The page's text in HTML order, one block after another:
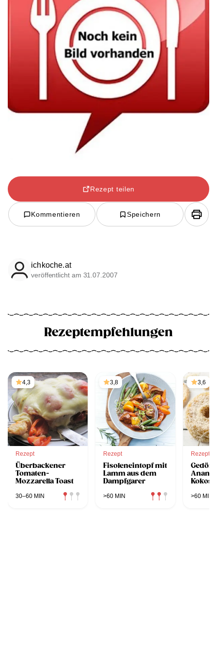
Rezept teilen
Kommentieren Speichern
ichkoche.at
veröffentlicht am 31.07.2007
Rezeptempfehlungen
4,3
Rezept
Überbackener
Tomaten-
Mozzarella Toast
30–60 MIN
3,8
Rezept
Fisoleneintopf mit
Lamm aus dem
Dampfgarer
>60 MIN
3,6
Rezept
Kokos
>60 MIN